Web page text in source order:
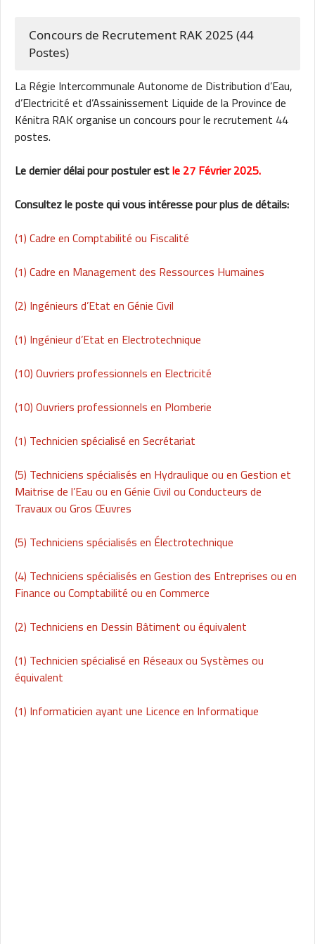
Concours de Recrutement RAK 2025 (44
Postes)
La Régie Intercommunale Autonome de Distribution d’Eau,
d’Electricité et d’Assainissement Liquide de la Province de
Kénitra RAK organise un concours pour le recrutement 44
postes.
Le dernier délai pour postuler estle 27 Février 2025.
Consultez le poste qui vous intéresse pour plus de détails:
(1) Cadre en Comptabilité ou Fiscalité
(1) Cadre en Management des Ressources Humaines
(2) Ingénieurs d’Etat en Génie Civil
(1) Ingénieur d’Etat en Electrotechnique
(10) Ouvriers professionnels en Electricité
(10) Ouvriers professionnels en Plomberie
(1) Technicien spécialisé en Secrétariat
(5) Techniciens spécialisés en Hydraulique ou en Gestion et
Maitrise de l’Eau ou en Génie Civil ou Conducteurs de
Travaux ou Gros Œuvres
(5) Techniciens spécialisés en Électrotechnique
(4) Techniciens spécialisés en Gestion des Entreprises ou en
Finance ou Comptabilité ou en Commerce
(2) Techniciens en Dessin Bâtiment ou équivalent
(1) Technicien spécialisé en Réseaux ou Systèmes ou
équivalent
(1) Informaticien ayant une Licence en Informatique